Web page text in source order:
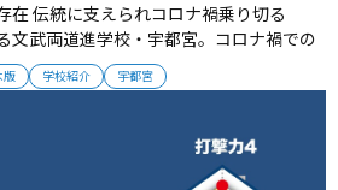
版 学校紹介 宇都宮
在 伝統に支えられコロナ禍乗り切る
文武両道進学校・宇都宮。コロナ禍での
直に野球に向き合ってきた。球春－い
来た。 ■過去５年で東大７人・京大１人
は過去５年間で野球部から東大・京大